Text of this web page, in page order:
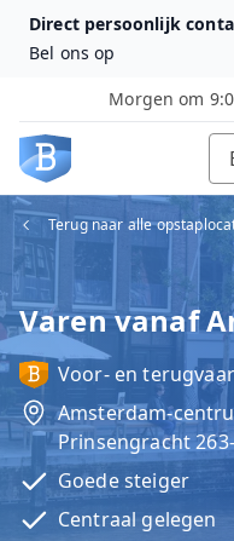
Direct persoonlijk
Bel ons op
Morgen om
Terug naar alle
Varen vanaf
Voor- en
Amsterdam-
Prinsengracht
Goede steiger
Centraal gelegen